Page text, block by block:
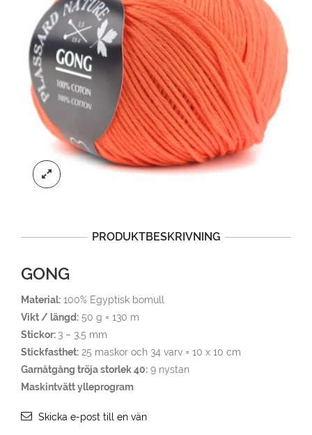
PRODUKTBESKRIVNING
GONG
Material: 100% Egyptisk bomull
Vikt / längd: 50 g = 130 m
Stickor: 3 – 3,5 mm
Stickfasthet: 25 maskor och 34 varv = 10 x 10 cm
Garnåtgång tröja storlek 40: 9 nystan
Maskintvätt ylleprogram
Skicka e-post till en vän